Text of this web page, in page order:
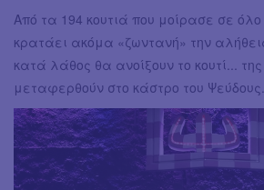
Από τα 194 κουτιά που μοίρασε σε
κρατάει ακόμα «ζωντανή» την
κατά λάθος θα ανοίξουν το κουτί...
μεταφερθούν στο κάστρο του Ψεύδους.